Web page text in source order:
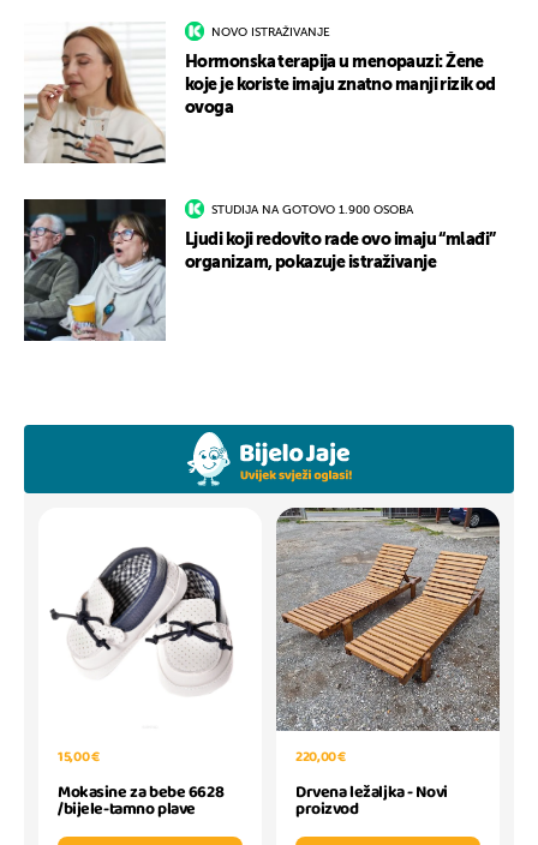
NOVO ISTRAŽIVANJE
Hormonska terapija u menopauzi: Žene
koje je koriste imaju znatno manji rizik od
ovoga
STUDIJA NA GOTOVO 1.900 OSOBA
Ljudi koji redovito rade ovo imaju “mlađi”
organizam, pokazuje istraživanje
15,00 €
Mokasine za bebe 6628
/bijele-tamno plave
220,00 €
Drvena ležaljka - Novi
proizvod